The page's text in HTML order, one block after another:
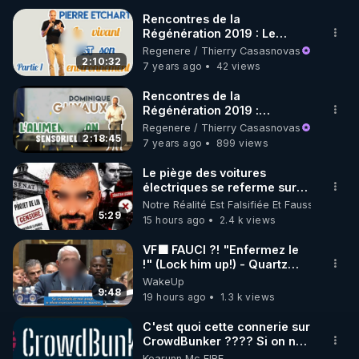
🌱 INSTAGRAM
https://www.instagram.com/rdlr_thierrycasasnovas/
http://rgnr.li/instagram
🌱 LA NEWSLETTER
Pour ne pas rater l’actualité RGNR (stages,
http://rgnr.li/news
🌱 VIDÉOS NON CENSURÉES SUR ODYSEE
Toutes les vidéos Youtube sont aussi sur la
http://rgnr.li/odysee
🌱 LES STAGES EN PRÉSENTIEL
2:10:32
Rencontres de la
Régénération 2019 : Le
vivant EST son
environnement avec Pierre
Etchart (partie 1)
Regenere / Thierry Casasnovas
7 years ago
42 views
2:18:45
Rencontres de la
Régénération 2019 :
L'alimentation sensorielle
avec Dominique Guyaux
Regenere / Thierry Casasnovas
7 years ago
899 views
5:29
Le piège des voitures
électriques se referme sur
les usagers !
Notre Réalité Est Falsifiée Et Fausse
15 hours ago
2.4 k views
9:48
VF🟩 FAUCI ?! "Enfermez le
!" (Lock him up!) - Quartz
Traduction
WakeUp
19 hours ago
1.3 k views
C'est quoi cette connerie sur
CrowdBunker ???? Si on ne
peut plus publier, c'est un